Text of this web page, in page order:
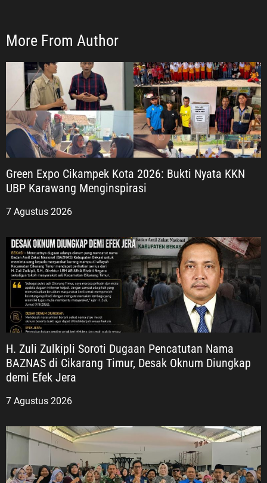
More From Author
Green Expo Cikampek Kota 2026: Bukti Nyata KKN
UBP Karawang Menginspirasi
7 Agustus 2026
H. Zuli Zulkipli Soroti Dugaan Pencatutan Nama
BAZNAS di Cikarang Timur, Desak Oknum Diungkap
demi Efek Jera
7 Agustus 2026